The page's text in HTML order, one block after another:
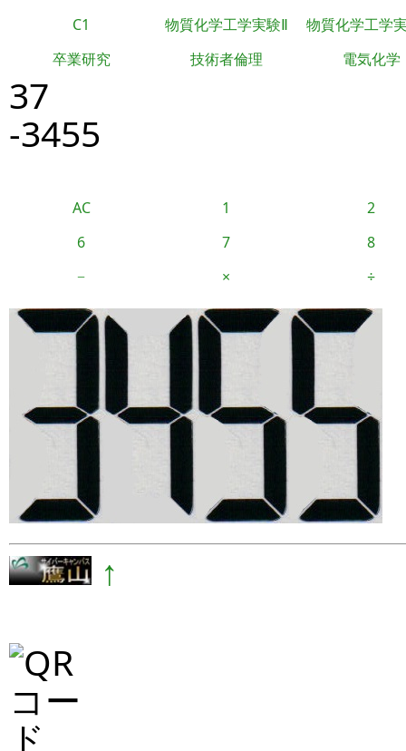
C1 物質化学工学実験Ⅱ
物質化学工学
卒業研究
技術者倫理 電気化学
37
-3455
AC 1
2
6
7
8
−
× ÷
↑